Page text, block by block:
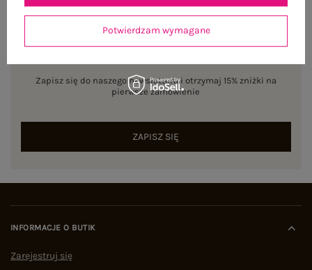
NEWSLETTER
Zapisz się do naszego newslettera i otrzymaj 15% zniżki na
pierwsze zamówienie
ZAPISZ SIĘ
INFORMACJE O BUTIK
Zarejestruj się
Potwierdzam wymagane